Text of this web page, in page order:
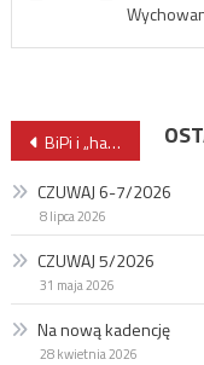
Nawigacja
wpisu
BiPi i „harcerstwo bez Boga”
CZUWAJ 6-7/2026
8 lipca 2026
CZUWAJ 5/2026
31 maja 2026
Na nową kadencję
28 kwietnia 2026